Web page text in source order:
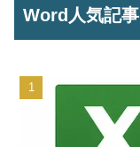
Word人気記事